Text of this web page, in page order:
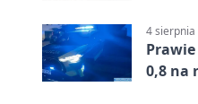
4 sierpnia
0,8 na